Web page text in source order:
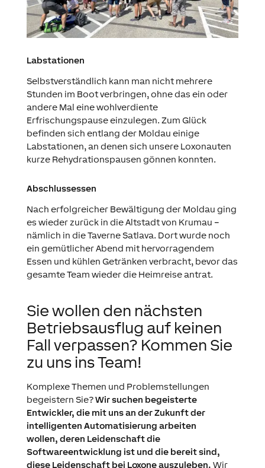
Labstationen
Selbstverständlich kann man nicht mehrere
Stunden im Boot verbringen, ohne das ein oder
andere Mal eine wohlverdiente
Erfrischungspause einzulegen. Zum Glück
befinden sich entlang der Moldau einige
Labstationen, an denen sich unsere Loxonauten
kurze Rehydrationspausen gönnen konnten.
Abschlussessen
Nach erfolgreicher Bewältigung der Moldau ging
es wieder zurück in die Altstadt von Krumau –
nämlich in die Taverne Satlava. Dort wurde noch
ein gemütlicher Abend mit hervorragendem
Essen und kühlen Getränken verbracht, bevor das
gesamte Team wieder die Heimreise antrat.
Sie wollen den nächsten
Betriebsausflug auf keinen
Fall verpassen? Kommen Sie
zu uns ins Team!
Komplexe Themen und Problemstellungen
begeistern Sie?Wir suchen begeisterte
Entwickler, die mit uns an der Zukunft der
intelligenten Automatisierung arbeiten
wollen, deren Leidenschaft die
Softwareentwicklung ist und die bereit sind,
diese Leidenschaft bei Loxone auszuleben. Wir